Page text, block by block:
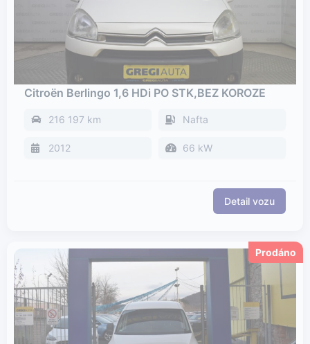
Citroën Berlingo 1,6 HDi PO STK,BEZ KOROZE
216 197 km Nafta
2012 66 kW